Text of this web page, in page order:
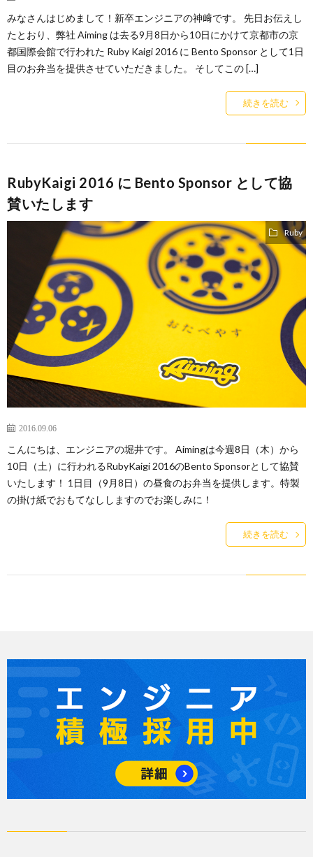
みなさんはじめまして！新卒エンジニアの神﨑です。 先日お伝えし
たとおり、弊社 Aiming は去る9月8日から10日にかけて京都市の京
都国際会館で行われた Ruby Kaigi 2016 に Bento Sponsor として1日
目のお弁当を提供させていただきました。 そしてこの […]
続きを読む
RubyKaigi 2016 に Bento Sponsor として協
賛いたします
Ruby
2016.09.06
こんにちは、エンジニアの堀井です。 Aimingは今週8日（木）から
10日（土）に行われるRubyKaigi 2016のBento Sponsorとして協賛
いたします！ 1日目（9月8日）の昼食のお弁当を提供します。特製
の掛け紙でおもてなししますのでお楽しみに！
続きを読む